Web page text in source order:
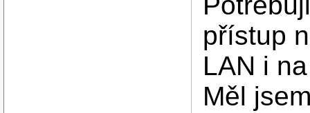
přístup
LAN i
Měl